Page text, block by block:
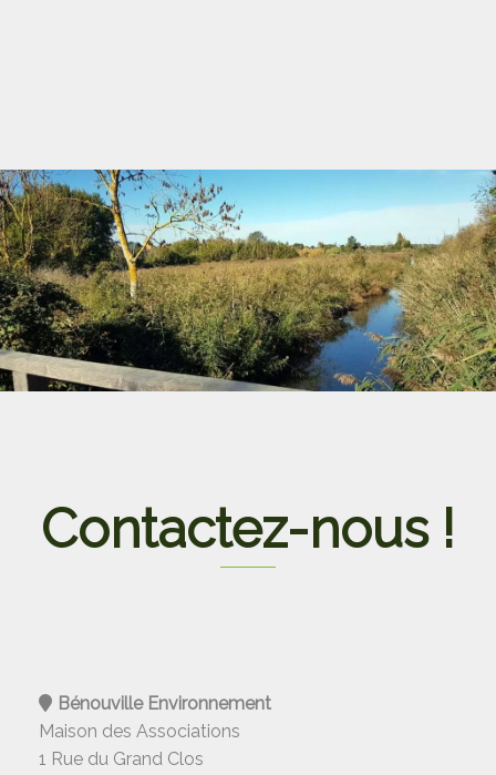
Contactez-nous !
Bénouville Environnement
Maison des Associations
1 Rue du Grand Clos